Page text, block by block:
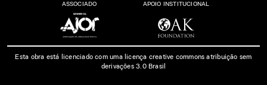
ASSOCIADO APOIO INSTITUCIONAL
Esta obra está licenciado com uma licença creative commons atribuição sem
derivações 3.0 Brasil